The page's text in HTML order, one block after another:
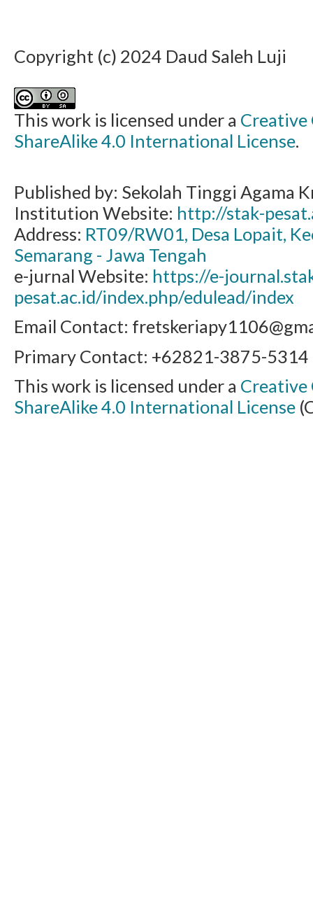
Copyright (c) 2024 Daud Saleh Luji
This work is licensed under a
ShareAlike 4.0 International License.
Published by: Sekolah Tinggi Agama
Institution Website: http://stak-
Address: RT09/RW01, Desa Lopait,
Semarang - Jawa Tengah
e-jurnal Website: https://e-
pesat.ac.id/index.php/edulead/index
Email Contact:
Primary Contact: +62821-3875-
This work is licensed under a
ShareAlike 4.0 International License